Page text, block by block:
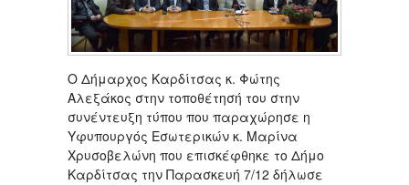
Ο Δήμαρχος Καρδίτσας κ. Φώτης
Αλεξάκος στην τοποθέτησή του στην
συνέντευξη τύπου που παραχώρησε η
Υφυπουργός Εσωτερικών κ. Μαρίνα
Χρυσοβελώνη που επισκέφθηκε το Δήμο
Καρδίτσας την Παρασκευή 7/12 δήλωσε